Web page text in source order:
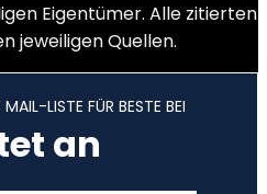
Eigentümer. Alle zitierten
jeweiligen Quellen.
MAIL-LISTE FÜR BESTE BEI
an